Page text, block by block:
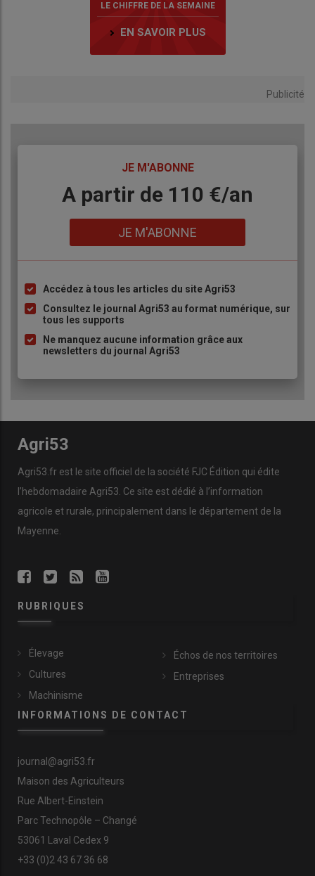
LE CHIFFRE DE LA SEMAINE
EN SAVOIR PLUS
Publicité
JE M'ABONNE
BodyA partir de 110 €/an
JE M'ABONNE
Liste
à
puce
Accédez à tous les articles du site Agri53
Consultez le journal Agri53 au format numérique, sur
tous les supports
Ne manquez aucune information grâce aux
newsletters du journal Agri53
Agri53
Agri53.fr est le site officiel de la société FJC Édition qui édite
l’hebdomadaire Agri53. Ce site est dédié à l’information
agricole et rurale, principalement dans le département de la
Mayenne.
RUBRIQUES
Élevage
Cultures
Machinisme
Échos de nos territoires
Entreprises
INFORMATIONS DE CONTACT
journal@agri53.fr
Maison des Agriculteurs
Rue Albert-Einstein
Parc Technopôle – Changé
53061 Laval Cedex 9
+33 (0)2 43 67 36 68